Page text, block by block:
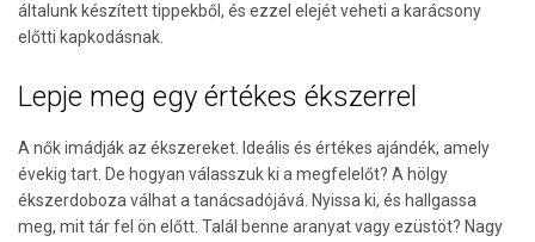
általunk készített tippekből, és ezzel elejét veheti a karácsony
előtti kapkodásnak.
Lepje meg egy értékes ékszerrel
A nők imádják az ékszereket. Ideális és értékes ajándék, amely
évekig tart. De hogyan válasszuk ki a megfelelőt? A hölgy
ékszerdoboza válhat a tanácsadójává. Nyissa ki, és hallgassa
meg, mit tár fel ön előtt. Talál benne aranyat vagy ezüstöt? Nagy